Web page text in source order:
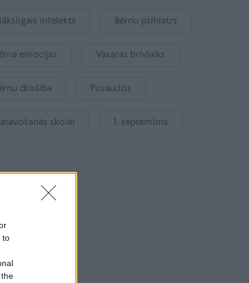
to
intelekts Bērnu psihiatrs
emocijas Vasaras brīvlaiks
drošība Pusaudzis
skolai 1. septembris